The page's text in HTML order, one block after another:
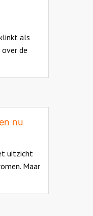
als
de
nu
uitzicht
Maar